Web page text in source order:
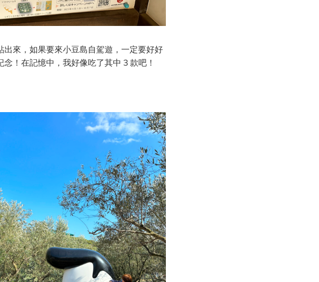
來，如果要來小豆島自駕遊，一定要好好
！在記憶中，我好像吃了其中 3 款吧！